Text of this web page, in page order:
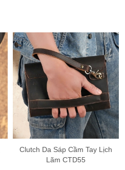
Clutch Da Sáp Cầm Tay Lịch
Lãm CTD55